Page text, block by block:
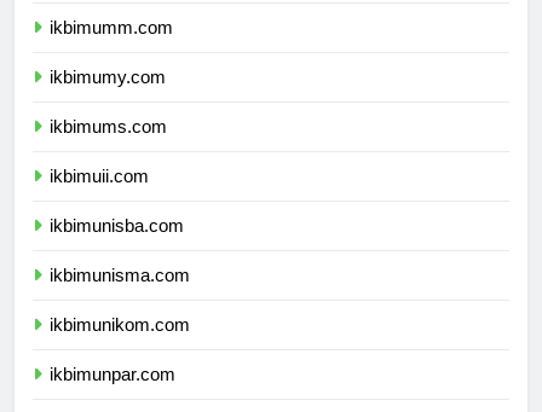
ikbimumm.com
ikbimumy.com
ikbimums.com
ikbimuii.com
ikbimunisba.com
ikbimunisma.com
ikbimunikom.com
ikbimunpar.com